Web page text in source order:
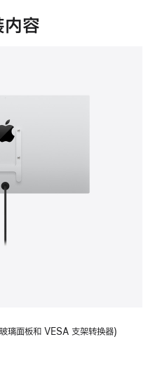
内容
面板和 VESA 支架转换器)